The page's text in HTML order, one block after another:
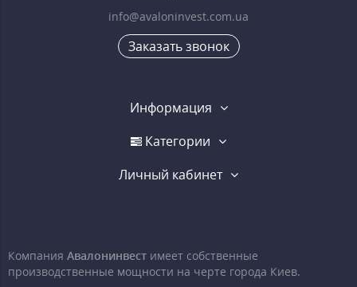
info@avaloninvest.com.ua
Заказать звонок
Информация
Категории
Личный кабинет
Компания Авалонинвест имеет собственные
производственные мощности на черте города Киев.